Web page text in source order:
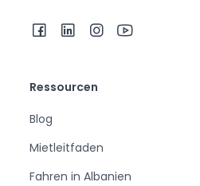
Ressourcen
Blog
Mietleitfaden
Fahren in Albanien